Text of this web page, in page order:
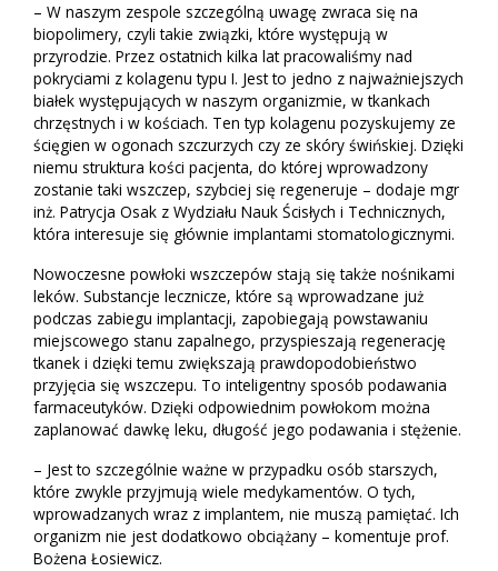
– W naszym zespole szczególną uwagę zwraca się na
biopolimery, czyli takie związki, które występują w
przyrodzie. Przez ostatnich kilka lat pracowaliśmy nad
pokryciami z kolagenu typu I. Jest to jedno z najważniejszych
białek występujących w naszym organizmie, w tkankach
chrzęstnych i w kościach. Ten typ kolagenu pozyskujemy ze
ścięgien w ogonach szczurzych czy ze skóry świńskiej. Dzięki
niemu struktura kości pacjenta, do której wprowadzony
zostanie taki wszczep, szybciej się regeneruje – dodaje mgr
inż. Patrycja Osak z Wydziału Nauk Ścisłych i Technicznych,
która interesuje się głównie implantami stomatologicznymi.
Nowoczesne powłoki wszczepów stają się także nośnikami
leków. Substancje lecznicze, które są wprowadzane już
podczas zabiegu implantacji, zapobiegają powstawaniu
miejscowego stanu zapalnego, przyspieszają regenerację
tkanek i dzięki temu zwiększają prawdopodobieństwo
przyjęcia się wszczepu. To inteligentny sposób podawania
farmaceutyków. Dzięki odpowiednim powłokom można
zaplanować dawkę leku, długość jego podawania i stężenie.
– Jest to szczególnie ważne w przypadku osób starszych,
które zwykle przyjmują wiele medykamentów. O tych,
wprowadzanych wraz z implantem, nie muszą pamiętać. Ich
organizm nie jest dodatkowo obciążany – komentuje prof.
Bożena Łosiewicz.